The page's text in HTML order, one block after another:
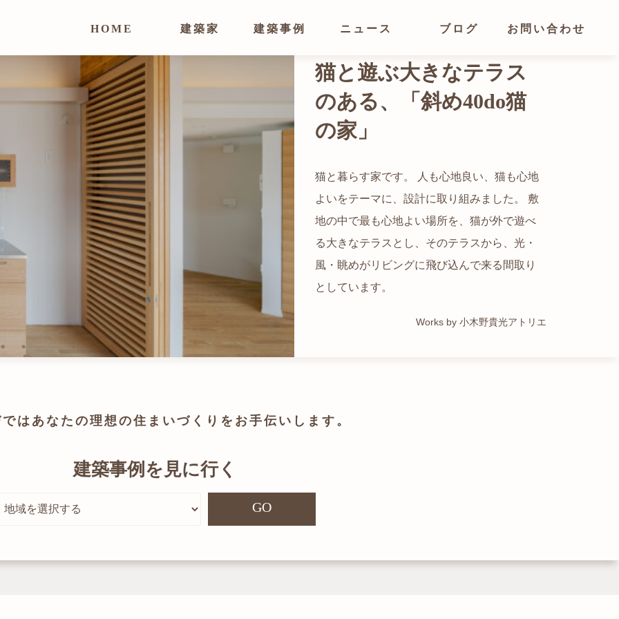
HOME 建築家 建築事例 ニュース ブログ お問い合わせ
猫と暮らす家です。 人も心地良い、猫も心地
よいをテーマに、設計に取り組みました。 敷
地の中で最も心地よい場所を、猫が外で遊べ
る大きなテラスとし、そのテラスから、光・
風・眺めがリビングに飛び込んで来る間取り
としています。
Works by 小木野貴光アトリエ
光が溢れ、広がりある
都心でありながらも緑の多いエリアです。 そ
の緑の借景も取り入れること、窓の配置を工
夫することで、光を取り入れながらも、カー
テンを閉じずに生活できる様設計していま
す。
Works by トレイルアーキテクツ 一級建築士事務所
自然の中の岩山を切り開いて造った、ワイル
ドなゲストハウスをイメージした空間が広が
る都市型住宅です。
Works by ZAG空間設計舎
かつての機織り工場が、その趣を残しつつ孫
世帯の住居へと蘇りました。
Works by ZAG空間設計舎
は あなたの理想の住まいづくりを お手伝いします。
建築事例を見に行く
GO